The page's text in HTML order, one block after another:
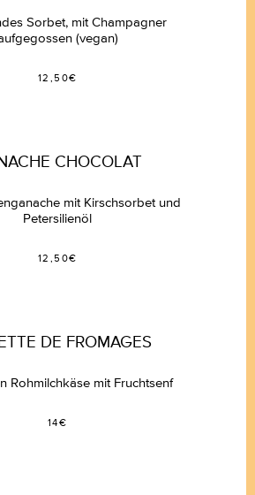
Sorbet, mit Champagner
(vegan)
12,50€
CHOCOLAT
mit Kirschsorbet und
Petersilienöl
12,50€
DE FROMAGES
Rohmilchkäse mit Fruchtsenf
14€